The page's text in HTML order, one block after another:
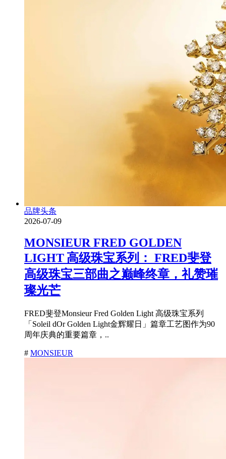
品牌头条
2026-07-09
MONSIEUR FRED GOLDEN
LIGHT 高级珠宝系列： FRED斐登
高级珠宝三部曲之巅峰终章，礼赞璀
璨光芒
FRED斐登Monsieur Fred Golden Light 高级珠宝系列
「Soleil dOr Golden Light金辉耀日」篇章工艺图作为90
周年庆典的重要篇章，..
# MONSIEUR